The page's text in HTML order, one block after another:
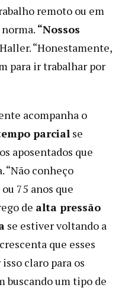
remoto ou em
“Nossos
“Honestamente,
para ir trabalhar por
acompanha o
parcial se
aposentados que
“Não conheço
75 anos que
de alta pressão
se estiver voltando a
que esses
claro para os
buscando um tipo de